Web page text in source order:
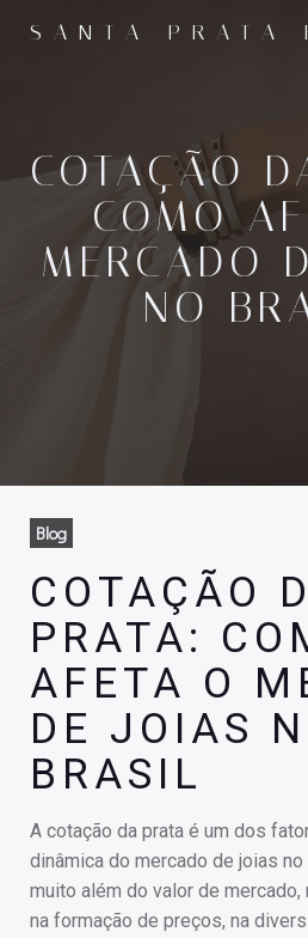
para
SANTA PRATA
COTAÇÃO
COMO
MERCADO
NO
Blog
COTAÇÃO
PRATA:
AFETA O
DE JOIAS
BRASIL
A cotação da prata é um dos
dinâmica do mercado de joias
muito além do valor de
na formação de preços, na